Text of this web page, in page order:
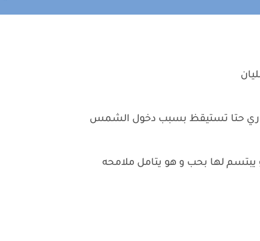
حتا تستيقظ بسبب دخول الشمس
يبتسم لها بحب و هو يتامل ملامحه